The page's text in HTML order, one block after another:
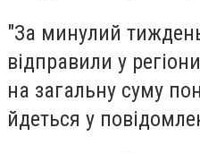
"За минулий
відправили у
на загальну суму
йдеться у